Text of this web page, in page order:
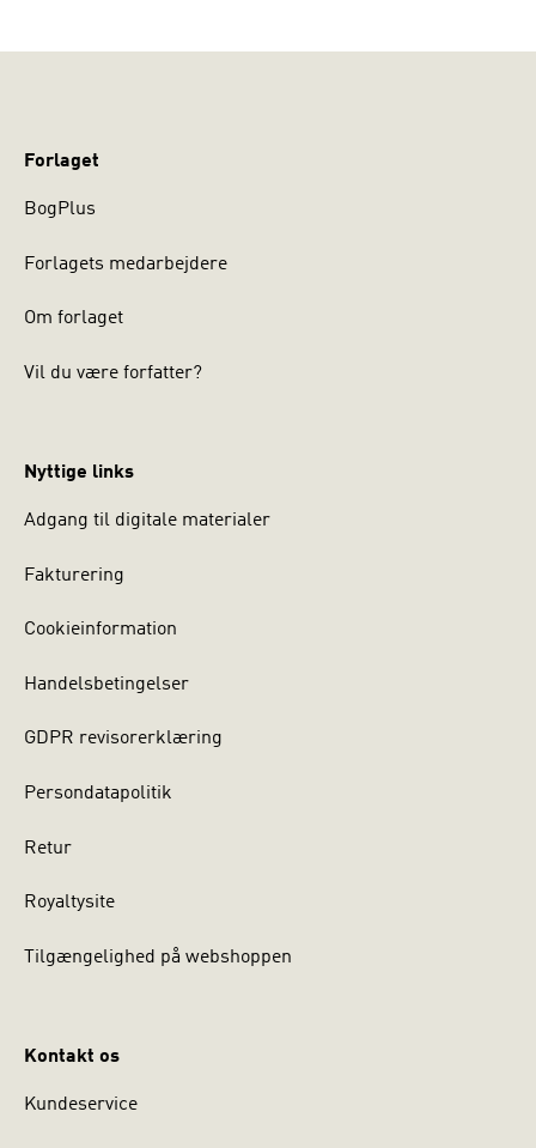
Forlaget
BogPlus
Forlagets medarbejdere
Om forlaget
Vil du være forfatter?
Nyttige links
Adgang til digitale materialer
Fakturering
Cookieinformation
Handelsbetingelser
GDPR revisorerklæring
Persondatapolitik
Retur
Royaltysite
Tilgængelighed på webshoppen
Kontakt os
Kundeservice